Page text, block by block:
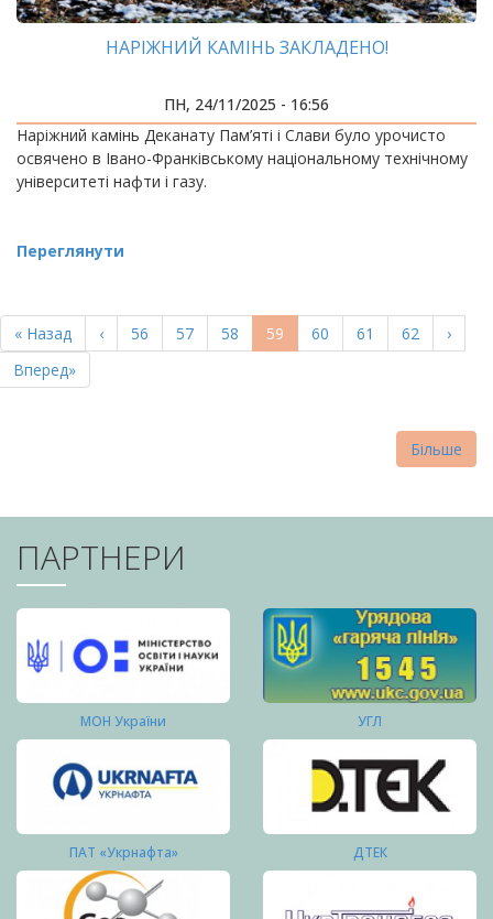
НАРІЖНИЙ КАМІНЬ ЗАКЛАДЕНО!
ПН, 24/11/2025 - 16:56
Наріжний камінь Деканату Пам’яті і Слави було урочисто
освячено в Івано-Франківському національному технічному
університеті нафти і газу.
Переглянути
НА
СТОРІНКИ
Перша
сторінка
« Назад
Попередня
сторінка
‹ Page
56 Page
57 Page
58
Поточна
сторінка
59 Page
60 Page
61 Page
62
›
Остання
сторінка
Вперед»
Більше
ПАРТНЕРИ
МОН України УГЛ
ПАТ «Укрнафта» ДТЕК